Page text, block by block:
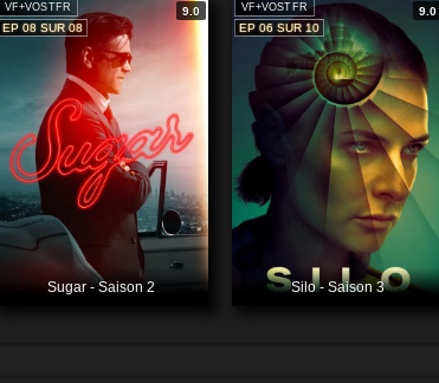
VF+VOSTFR
9.0
EP 08 SUR 08
Sugar - Saison 2
VF+VOSTFR
9.0
EP 06 SUR 10
Silo - Saison 3